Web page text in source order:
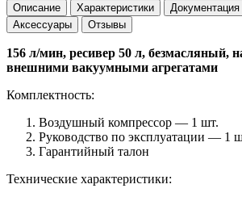
Описание Характеристики Документация
Аксессуары
Отзывы
156 л/мин, ресивер 50 л, безмасляный,
внешними вакуумными агрегатами
Комплектность:
Воздушный компрессор — 1 шт.
Руководство по эксплуатации — 1
Гарантийный талон
Технические характеристики: